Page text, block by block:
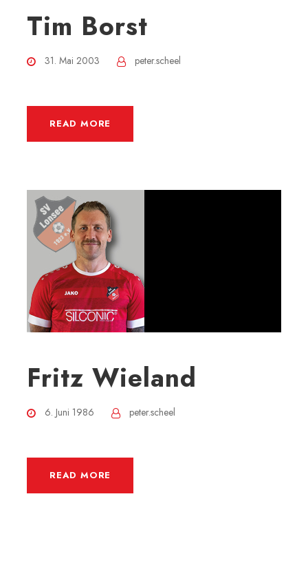
Tim Borst
31. Mai 2003 peter.scheel
READ MORE
Fritz Wieland
6. Juni 1986 peter.scheel
READ MORE